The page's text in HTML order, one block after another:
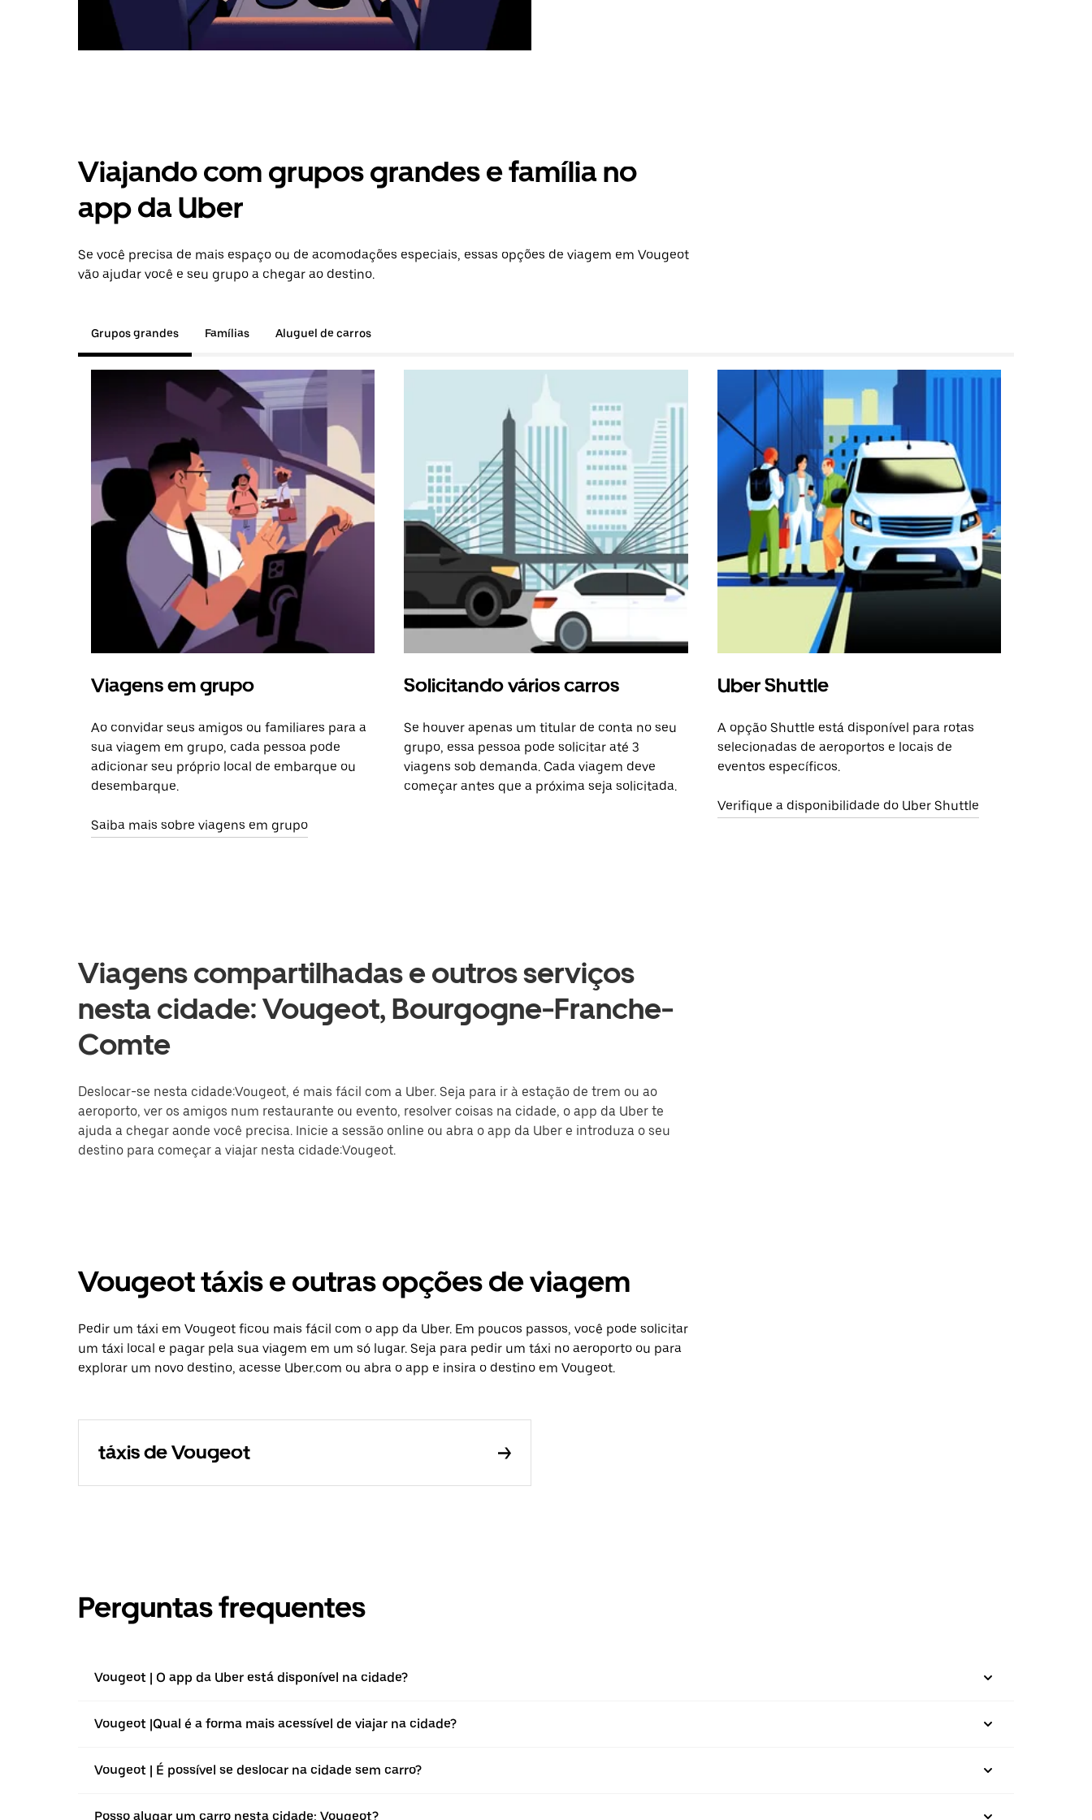
Viajando com grupos grandes e família no
app da Uber
Se você precisa de mais espaço ou de acomodações especiais, essas opções de viagem em Vougeot
vão ajudar você e seu grupo a chegar ao destino.
Grupos grandes Famílias Aluguel de carros
Viagens em grupo
Ao convidar seus amigos ou familiares para a
sua viagem em grupo, cada pessoa pode
adicionar seu próprio local de embarque ou
desembarque.
Saiba mais sobre viagens em grupo
Solicitando vários carros
Se houver apenas um titular de conta no seu
grupo, essa pessoa pode solicitar até 3
viagens sob demanda. Cada viagem deve
começar antes que a próxima seja solicitada.
Uber Shuttle
A opção Shuttle está disponível para rotas
selecionadas de aeroportos e locais de
eventos específicos.
Verifique a disponibilidade do Uber Shuttle
Viagens compartilhadas e outros serviços
nesta cidade: Vougeot, Bourgogne-Franche-
Comte
Deslocar-se nesta cidade:Vougeot, é mais fácil com a Uber. Seja para ir à estação de trem ou ao
aeroporto, ver os amigos num restaurante ou evento, resolver coisas na cidade, o app da Uber te
ajuda a chegar aonde você precisa. Inicie a sessão online ou abra o app da Uber e introduza o seu
destino para começar a viajar nesta cidade:Vougeot.
Vougeot táxis e outras opções de viagem
Pedir um táxi em Vougeot ficou mais fácil com o app da Uber. Em poucos passos, você pode solicitar
um táxi local e pagar pela sua viagem em um só lugar. Seja para pedir um táxi no aeroporto ou para
explorar um novo destino, acesse Uber.com ou abra o app e insira o destino em Vougeot.
táxis de Vougeot
Perguntas frequentes
Vougeot | O app da Uber está disponível na cidade?
Vougeot |⁠Qual é a forma mais acessível de viajar na cidade?
Vougeot | É possível se deslocar na cidade sem carro?
Posso alugar um carro nesta cidade: Vougeot?